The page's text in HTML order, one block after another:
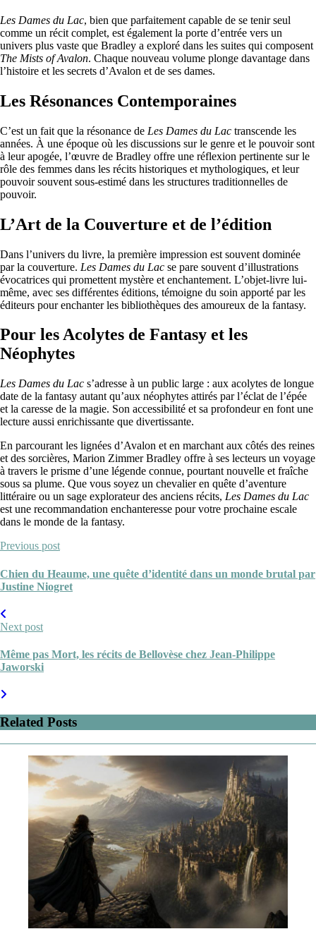
Les Dames du Lac, bien que parfaitement capable de se tenir seul
comme un récit complet, est également la porte d’entrée vers un
univers plus vaste que Bradley a exploré dans les suites qui composent
The Mists of Avalon. Chaque nouveau volume plonge davantage dans
l’histoire et les secrets d’Avalon et de ses dames.
Les Résonances Contemporaines
C’est un fait que la résonance de Les Dames du Lac transcende les
années. À une époque où les discussions sur le genre et le pouvoir sont
à leur apogée, l’œuvre de Bradley offre une réflexion pertinente sur le
rôle des femmes dans les récits historiques et mythologiques, et leur
pouvoir souvent sous-estimé dans les structures traditionnelles de
pouvoir.
L’Art de la Couverture et de l’édition
Dans l’univers du livre, la première impression est souvent dominée
par la couverture. Les Dames du Lac se pare souvent d’illustrations
évocatrices qui promettent mystère et enchantement. L’objet-livre lui-
même, avec ses différentes éditions, témoigne du soin apporté par les
éditeurs pour enchanter les bibliothèques des amoureux de la fantasy.
Pour les Acolytes de Fantasy et les
Néophytes
Les Dames du Lac s’adresse à un public large : aux acolytes de longue
date de la fantasy autant qu’aux néophytes attirés par l’éclat de l’épée
et la caresse de la magie. Son accessibilité et sa profondeur en font une
lecture aussi enrichissante que divertissante.
En parcourant les lignées d’Avalon et en marchant aux côtés des reines
et des sorcières, Marion Zimmer Bradley offre à ses lecteurs un voyage
à travers le prisme d’une légende connue, pourtant nouvelle et fraîche
sous sa plume. Que vous soyez un chevalier en quête d’aventure
littéraire ou un sage explorateur des anciens récits, Les Dames du Lac
est une recommandation enchanteresse pour votre prochaine escale
dans le monde de la fantasy.
Previous post
Chien du Heaume, une quête d’identité dans un monde brutal par
Justine Niogret
Next post
Même pas Mort, les récits de Bellovèse chez Jean-Philippe
Jaworski
Related Posts